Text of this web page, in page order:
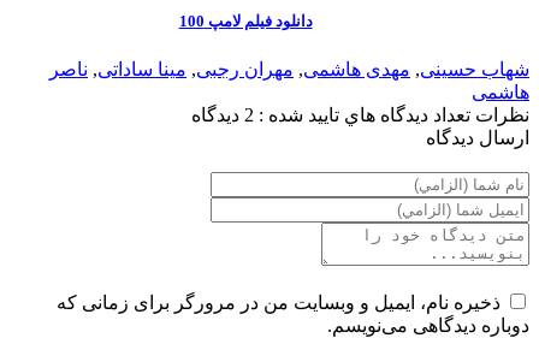
دانلود فیلم لامپ 100
شهاب حسینی, مهدی هاشمی, مهران رجبی, مینا ساداتی, ناصر
هاشمی
نظرات تعداد ديدگاه هاي تاييد شده : 2 دیدگاه
ارسال ديدگاه
ذخیره نام، ایمیل و وبسایت من در مرورگر برای زمانی که
دوباره دیدگاهی می‌نویسم.